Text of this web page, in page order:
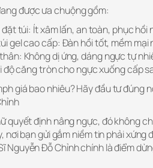
được ưa chuộng gồm:
túi: Ít xâm lấn, an toàn, phục hồi
gel cao cấp: Đàn hồi tốt, mềm mại
Không dị ứng, dáng ngực tự
độ căng tròn cho ngực xuống cấp
giá bao nhiêu? Hãy đầu tư đúng
quyết định nâng ngực, đó không
nơi bạn gửi gắm niềm tin phải xứng
Nguyễn Đỗ Chỉnh chính là điểm